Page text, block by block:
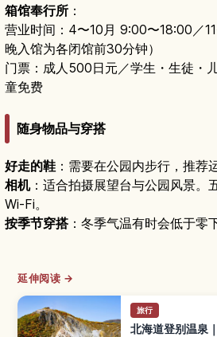
箱馆奉行所 ：
营业时间：4〜10月 9:00〜18:00／
晚入馆为各闭馆前30分钟）
门票：成人500日元／学生・生徒・
童免费
随身物品与穿搭
好走的鞋 ：需要在公园内步行，推荐
相机：适合拍摄展望台与公园风景。
Wi-Fi。
按季节穿搭 ：冬季气温有时会低于零
延伸阅读 →
旅行
北海道登别温泉